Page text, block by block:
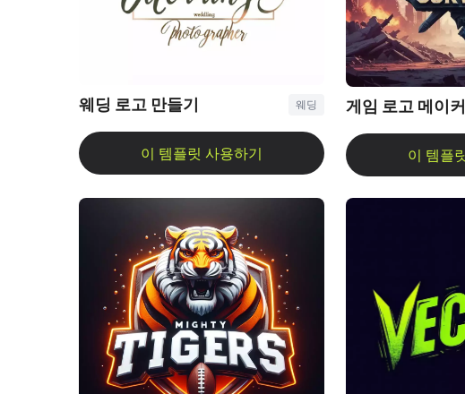
웨딩 로고 만들기 웨딩 게임 로고 메이커